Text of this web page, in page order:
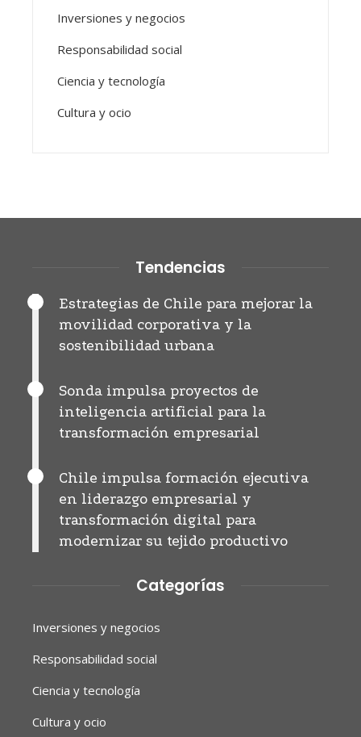
Inversiones y negocios
Responsabilidad social
Ciencia y tecnología
Cultura y ocio
Tendencias
Estrategias de Chile para mejorar la
movilidad corporativa y la
sostenibilidad urbana
Sonda impulsa proyectos de
inteligencia artificial para la
transformación empresarial
Chile impulsa formación ejecutiva
en liderazgo empresarial y
transformación digital para
modernizar su tejido productivo
Categorías
Inversiones y negocios
Responsabilidad social
Ciencia y tecnología
Cultura y ocio